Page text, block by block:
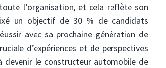
l’organisation, et cela reflète son
un objectif de 30 % de candidats
avec sa prochaine génération de
d’expériences et de perspectives
devenir le constructeur automobile de